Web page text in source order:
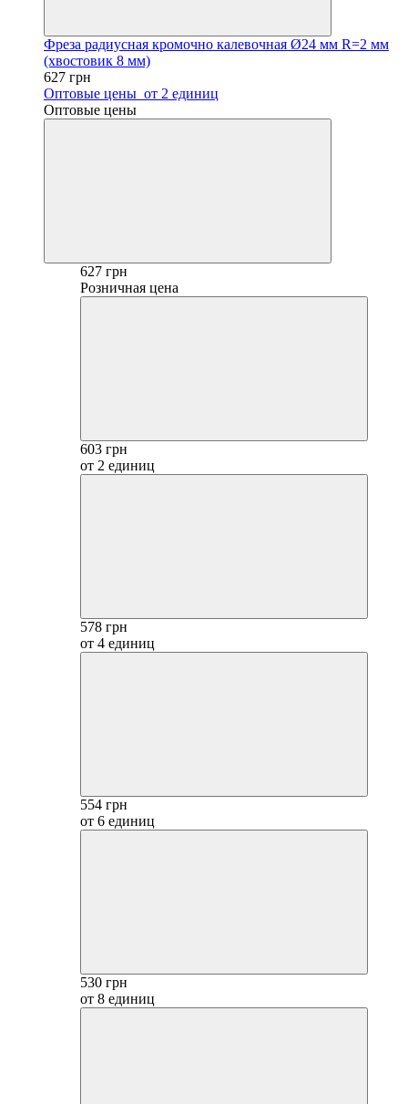
Фреза радиусная кромочно калевочная Ø24 мм R=2 мм
(хвостовик 8 мм)
627 грн
Оптовые цены от 2 единиц
Оптовые цены
627 грн
Розничная цена
603 грн
от 2 единиц
578 грн
от 4 единиц
554 грн
от 6 единиц
530 грн
от 8 единиц